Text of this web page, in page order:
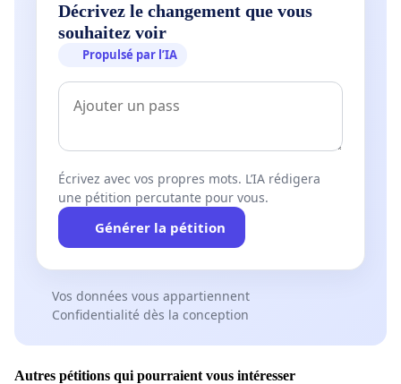
Décrivez le changement que vous
souhaitez voir
Propulsé par l’IA
Écrivez avec vos propres mots. L’IA rédigera
une pétition percutante pour vous.
Générer la pétition
Vos données vous appartiennent
Confidentialité dès la conception
Autres pétitions qui pourraient vous intéresser